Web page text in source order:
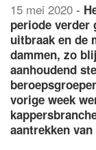
15 mei 2020 -
periode verder
uitbraak en de
dammen, zo
aanhoudend
vorige week
aantrekken